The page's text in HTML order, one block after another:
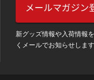
メールマガジン
新グッズ情報や入荷情報
くメールでお知らせします